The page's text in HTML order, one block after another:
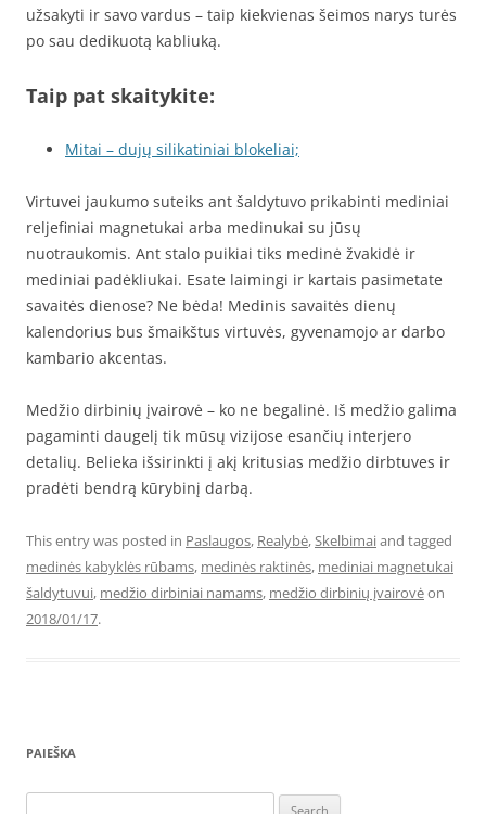
užsakyti ir savo vardus – taip kiekvienas šeimos narys turės
po sau dedikuotą kabliuką.
Taip pat skaitykite:
Mitai – dujų silikatiniai blokeliai;
Virtuvei jaukumo suteiks ant šaldytuvo prikabinti mediniai
reljefiniai magnetukai arba medinukai su jūsų
nuotraukomis. Ant stalo puikiai tiks medinė žvakidė ir
mediniai padėkliukai. Esate laimingi ir kartais pasimetate
savaitės dienose? Ne bėda! Medinis savaitės dienų
kalendorius bus šmaikštus virtuvės, gyvenamojo ar darbo
kambario akcentas.
Medžio dirbinių įvairovė – ko ne begalinė. Iš medžio galima
pagaminti daugelį tik mūsų vizijose esančių interjero
detalių. Belieka išsirinkti į akį kritusias medžio dirbtuves ir
pradėti bendrą kūrybinį darbą.
This entry was posted in Paslaugos, Realybė,Skelbimaiand tagged
medinės kabyklės rūbams, medinės raktinės, mediniai magnetukai
šaldytuvui, medžio dirbiniai namams, medžio dirbinių įvairovėon
2018/01/17.
PAIEŠKA